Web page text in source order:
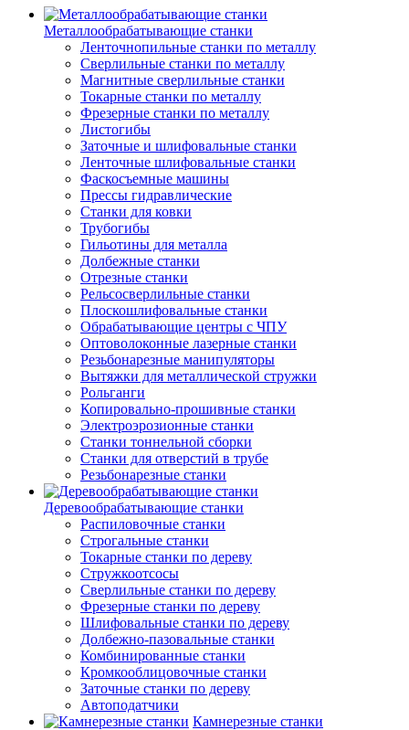
Металлообрабатывающие станки
Ленточнопильные станки по металлу
Сверлильные станки по металлу
Магнитные сверлильные станки
Токарные станки по металлу
Фрезерные станки по металлу
Листогибы
Заточные и шлифовальные станки
Ленточные шлифовальные станки
Фаскосъемные машины
Прессы гидравлические
Станки для ковки
Трубогибы
Гильотины для металла
Долбежные станки
Отрезные станки
Рельсосверлильные станки
Плоскошлифовальные станки
Обрабатывающие центры с ЧПУ
Оптоволоконные лазерные станки
Резьбонарезные манипуляторы
Вытяжки для металлической стружки
Рольганги
Копировально-прошивные станки
Электроэрозионные станки
Станки тоннельной сборки
Станки для отверстий в трубе
Резьбонарезные станки
Деревообрабатывающие станки
Распиловочные станки
Строгальные станки
Токарные станки по дереву
Стружкоотсосы
Сверлильные станки по дереву
Фрезерные станки по дереву
Шлифовальные станки по дереву
Долбежно-пазовальные станки
Комбинированные станки
Кромкооблицовочные станки
Заточные станки по дереву
Автоподатчики
Камнерезные станки